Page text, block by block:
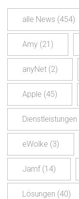
alle News (454)
Amy (21)
anyNet (2)
Apple (45)
Dienstleistungen
eWolke (3)
Jamf(14)
Lösungen (40)